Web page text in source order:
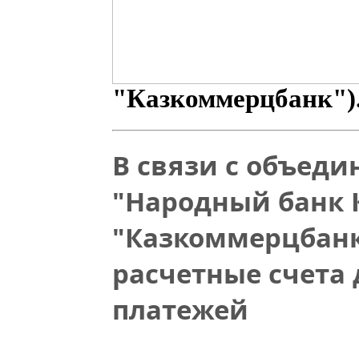
В связи с
"Народный банк
расчетные
платежей